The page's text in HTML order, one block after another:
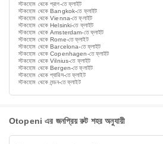
স্টকহোম থেকে প্রাগ-তে ফ্লাইট
স্টকহোম থেকে Bangkok-তে ফ্লাইট
স্টকহোম থেকে Vienna-তে ফ্লাইট
স্টকহোম থেকে Helsinki-তে ফ্লাইট
স্টকহোম থেকে Amsterdam-তে ফ্লাইট
স্টকহোম থেকে Rome-তে ফ্লাইট
স্টকহোম থেকে Barcelona-তে ফ্লাইট
স্টকহোম থেকে Copenhagen-তে ফ্লাইট
স্টকহোম থেকে Vilnius-তে ফ্লাইট
স্টকহোম থেকে Bergen-তে ফ্লাইট
স্টকহোম থেকে প্যারিস-তে ফ্লাইট
স্টকহোম থেকে লন্ডন-তে ফ্লাইট
Otopeni এর জনপ্রিয় রুট শহর অনুযায়ী